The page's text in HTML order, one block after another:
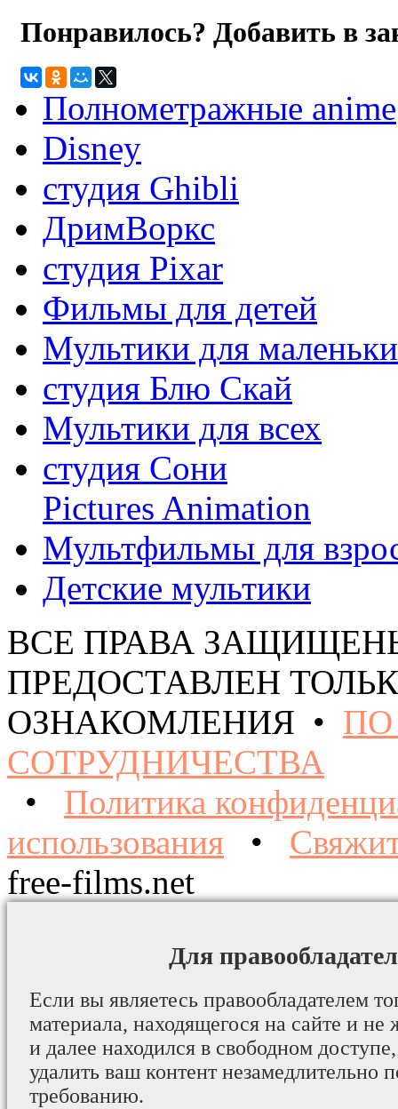
Понравилось? Добавить в
Полнометражные anime
Disney
студия Ghibli
ДримВоркс
студия Pixar
Фильмы для детей
Мультики для
студия Блю Скай
Мультики для всех
студия Сони
Pictures Animation
Мультфильмы для
Детские мультики
ВСЕ ПРАВА
ПРЕДОСТАВЛЕН
ОЗНАКОМЛЕНИЯ •
СОТРУДНИЧЕСТВА
• Политика
использования •
free-films.net
Для
Если вы являетесь правообладателем
материала, находящегося на сайте и не
и далее находился в свободном
удалить ваш контент незамедлительно
требованию.